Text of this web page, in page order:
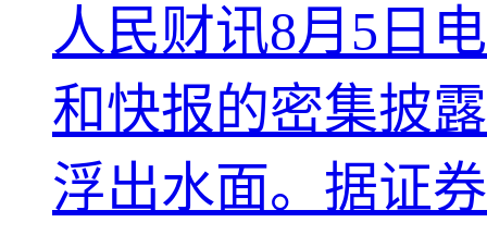
人民财讯8月5日
和快报的密集披
浮出水面。据证